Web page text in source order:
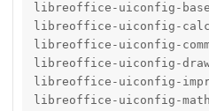
libreoffice-uiconfig-
libreoffice-uiconfig-
libreoffice-uiconfig-
libreoffice-uiconfig-
libreoffice-uiconfig-
libreoffice-uiconfig-